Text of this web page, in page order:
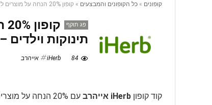
קופונים » כל הקופונים והמבצעים » קופון 20% הנחה על מוצרים לאמהות תינוקות וילדים – iHerb אייהרב
פג תוקף
תינוקות וילדים – iHerb אייהרב
84 iHerb אייהרב
קוד קופון iHerb אייהרב
עם 20% הנחה